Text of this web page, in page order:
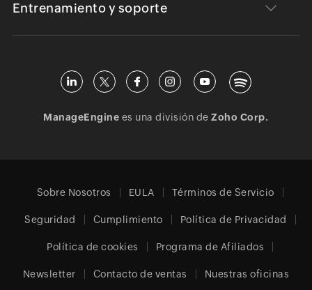
Entrenamiento y soporte
ManageEngine es una división deZoho Corp.
Sobre Nosotros EULA Términos de Servicio
Seguridad Cumplimiento Política de Privacidad
Política de cookies Programa de Afiliados
Newsletter Contacto de ventas Nuestras oficinas